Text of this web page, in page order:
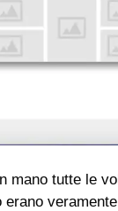
mano tutte le